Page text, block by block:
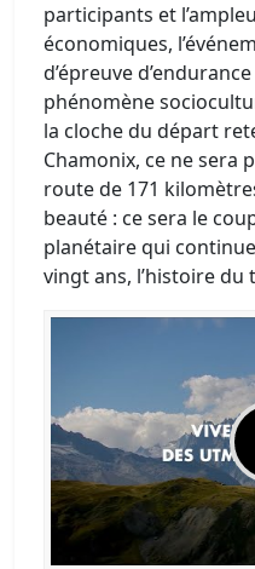
participants et
économiques,
d’épreuve
phénomène
la cloche du départ
Chamonix, ce ne sera
route de 171
beauté : ce sera le
planétaire qui
vingt ans, l’histoire du